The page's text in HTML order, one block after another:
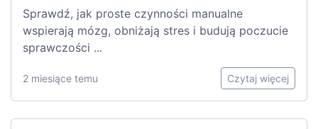
Sprawdź, jak proste czynności manualne
wspierają mózg, obniżają stres i budują poczucie
sprawczości ...
2 miesiące temu Czytaj więcej